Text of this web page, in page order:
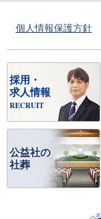
個人情報保護方針
採用・
求人情報
RECRUIT
公益社の
社葬